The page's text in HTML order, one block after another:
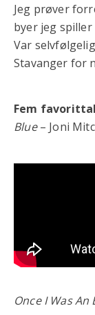
Jeg prøver
byer jeg spiller
Var
Stavanger for
Fem
Blue– Joni
Once I Was An